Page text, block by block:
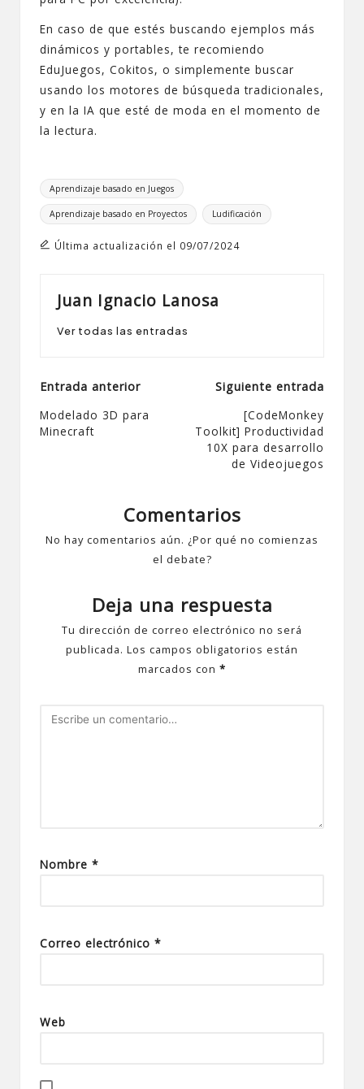
En caso de que estés buscando ejemplos más
dinámicos y portables, te recomiendo
EduJuegos, Cokitos, o simplemente buscar
usando los motores de búsqueda tradicionales,
y en la IA que esté de moda en el momento de
la lectura.
Etiquetas:
Aprendizaje basado en Juegos
Aprendizaje basado en Proyectos Ludificación
Última actualización el 09/07/2024
Juan Ignacio Lanosa
Ver todas las entradas
Navegación
de
entradas
Entrada anterior
Modelado 3D para
Minecraft
Siguiente entrada
[CodeMonkey
Toolkit] Productividad
10X para desarrollo
de Videojuegos
Comentarios
No hay comentarios aún. ¿Por qué no comienzas
el debate?
Deja una respuesta
Tu dirección de correo electrónico no será
publicada. Los campos obligatorios están
marcados con *
Nombre *
Correo electrónico *
Web